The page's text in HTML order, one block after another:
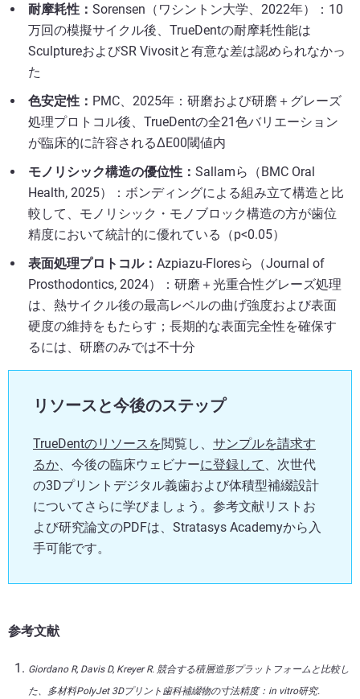
耐摩耗性： Sorensen（ワシントン大学、2022年）：10
万回の模擬サイクル後、TrueDentの耐摩耗性能は
SculptureおよびSR Vivositと有意な差は認められなかっ
た
色安定性： PMC、2025年：研磨および研磨＋グレーズ
処理プロトコル後、TrueDentの全21色バリエーション
が臨床的に許容されるΔE00閾値内
モノリシック構造の優位性： Sallamら（BMC Oral
Health, 2025）：ボンディングによる組み立て構造と比
較して、モノリシック・モノブロック構造の方が歯位
精度において統計的に優れている（p<0.05）
表面処理プロトコル： Azpiazu-Floresら（Journal of
Prosthodontics, 2024）：研磨＋光重合性グレーズ処理
は、熱サイクル後の最高レベルの曲げ強度および表面
硬度の維持をもたらす；長期的な表面完全性を確保す
るには、研磨のみでは不十分
リソースと今後のステップ
TrueDentのリソースを閲覧し、 サンプルを請求す
るか 、今後の臨床ウェビナーに登録して
、次世代
の3Dプリントデジタル義歯および体積型補綴設計
についてさらに学びましょう。参考文献リストお
よび研究論文のPDFは、Stratasys Academyから入
手可能です。
参考文献
Giordano R, Davis D, Kreyer R. 競合する積層造形プラットフォームと比較し
た、多材料PolyJet 3Dプリント歯科補綴物の寸法精度：in vitro研究.